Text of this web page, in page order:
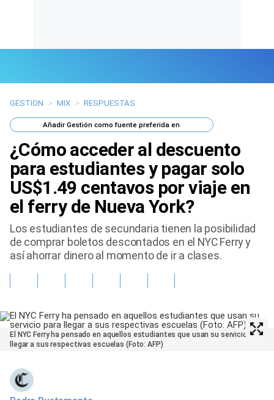
Últimas Noticias
Mi Bolsillo
Respuestas
Gente
Vida Laboral
Tendencias Mix
Sports
GESTION > MIX > RESPUESTAS
AñadirGestión como fuente preferida en
¿Cómo acceder al descuento
para estudiantes y pagar solo
US$1.49 centavos por viaje en
el ferry de Nueva York?
Los estudiantes de secundaria tienen la posibilidad
de comprar boletos descontados en el NYC Ferry y
así ahorrar dinero al momento de ir a clases.
El NYC Ferry ha pensado en aquellos estudiantes que usan su servicio para
llegar a sus respectivas escuelas (Foto: AFP)